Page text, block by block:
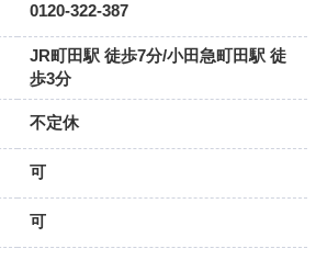
0120-322-387
JR町田駅 徒歩7分/小田急町田駅 徒
歩3分
不定休
可
可